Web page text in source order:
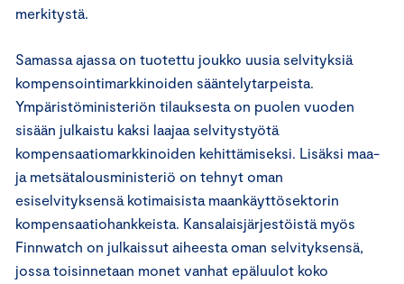
merkitystä.
Samassa ajassa on tuotettu joukko uusia selvityksiä
kompensointimarkkinoiden sääntelytarpeista.
Ympäristöministeriön tilauksesta on puolen vuoden
sisään julkaistu kaksi laajaa selvitystyötä
kompensaatiomarkkinoiden kehittämiseksi. Lisäksi maa-
ja metsätalousministeriö on tehnyt oman
esiselvityksensä kotimaisista maankäyttösektorin
kompensaatiohankkeista. Kansalaisjärjestöistä myös
Finnwatch on julkaissut aiheesta oman selvityksensä,
jossa toisinnetaan monet vanhat epäluulot koko